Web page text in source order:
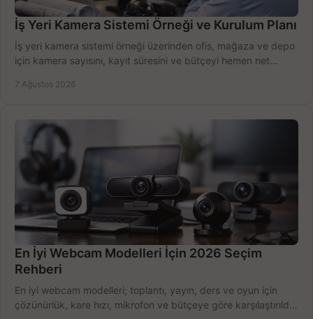
İş Yeri Kamera Sistemi Örneği ve Kurulum Planı
İş yeri kamera sistemi örneği üzerinden ofis, mağaza ve depo
için kamera sayısını, kayıt süresini ve bütçeyi hemen net
7 Ağustos 2026
En İyi Webcam Modelleri İçin 2026 Seçim
Rehberi
En iyi webcam modelleri; toplantı, yayın, ders ve oyun için
çözünürlük, kare hızı, mikrofon ve bütçeye göre karşılaştırıldı.